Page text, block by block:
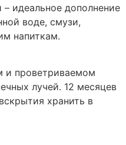
идеальное дополнение
воде, смузи,
напиткам.
и проветриваемом
лучей. 12 месяцев
хранить в